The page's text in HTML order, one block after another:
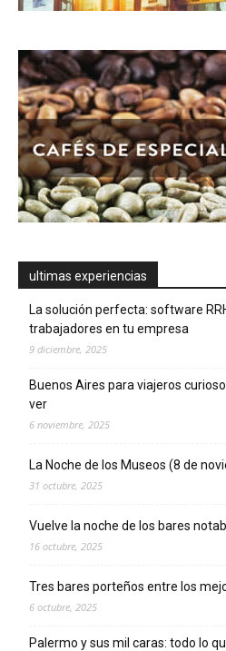
ultimas experiencias
La solución perfecta: software
trabajadores en tu empresa
9 diciembre, 2025
Buenos Aires para viajeros
ver
6 noviembre, 2025
La Noche de los Museos (8 de
31 octubre, 2025
Vuelve la noche de los bares
16 octubre, 2025
Tres bares porteños entre los
6 octubre, 2025
Palermo y sus mil caras: todo lo